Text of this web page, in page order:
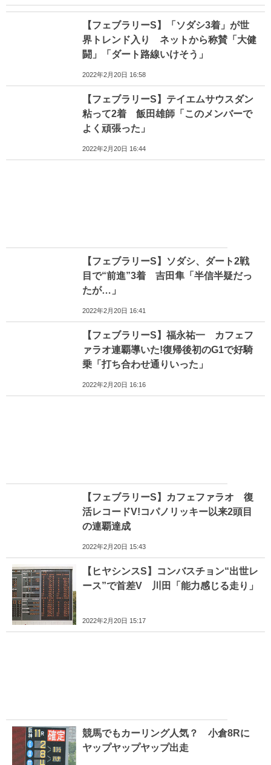
【フェブラリーS】「ソダシ3着」が世
界トレンド入り ネットから称賛「大健
闘」「ダート路線いけそう」
2022年2月20日 16:58
【フェブラリーS】テイエムサウスダン
粘って2着 飯田雄師「このメンバーで
よく頑張った」
2022年2月20日 16:44
【フェブラリーS】ソダシ、ダート2戦
目で“前進”3着 吉田隼「半信半疑だっ
たが…」
2022年2月20日 16:41
【フェブラリーS】福永祐一 カフェフ
ァラオ連覇導いた!復帰後初のG1で好騎
乗「打ち合わせ通りいった」
2022年2月20日 16:16
【フェブラリーS】カフェファラオ 復
活レコードV!コパノリッキー以来2頭目
の連覇達成
2022年2月20日 15:43
【ヒヤシンスS】コンバスチョン“出世レ
ース”で首差V 川田「能力感じる走り」
2022年2月20日 15:17
競馬でもカーリング人気？ 小倉8Rに
ヤップヤップヤップ出走